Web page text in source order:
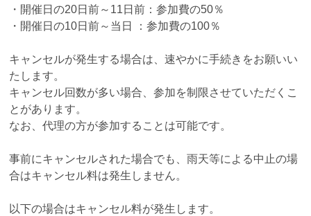
・開催日の20日前～11日前：参加費の50％
・開催日の10日前～当日 ：参加費の100％
キャンセルが発生する場合は、速やかに手続きをお願いい
たします。
キャンセル回数が多い場合、参加を制限させていただくこ
とがあります。
なお、代理の方が参加することは可能です。
事前にキャンセルされた場合でも、雨天等による中止の場
合はキャンセル料は発生しません。
以下の場合はキャンセル料が発生します。